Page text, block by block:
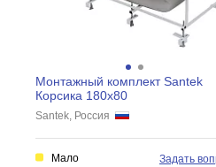
Монтажный комплект Santek
Корсика 180х80
Santek, Россия
Мало Задать